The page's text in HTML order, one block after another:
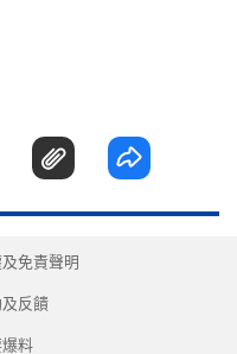
免責聲明
反饋
料